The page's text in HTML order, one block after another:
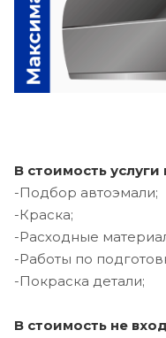
В стоимость услуги
-Подбор автоэмали;
-Краска;
-Расходные
-Работы по
-Покраска детали;
В стоимость не